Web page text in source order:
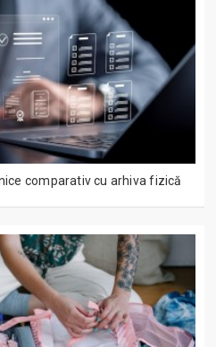
comparativ cu arhiva fizică